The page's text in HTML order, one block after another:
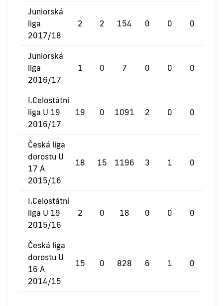
Juniorská
liga
2017/18
2 2 154 0 0 0
Juniorská
liga
2016/17
1 0 7 0 0 0
I.Celostátní
liga U 19
2016/17
19 0 1091 2 0 0
Česká liga
dorostu U
17 A
2015/16
18 15 1196 3 1 0
I.Celostátní
liga U 19
2015/16
2 0 18 0 0 0
Česká liga
dorostu U
16 A
2014/15
15 0 828 6 1 0